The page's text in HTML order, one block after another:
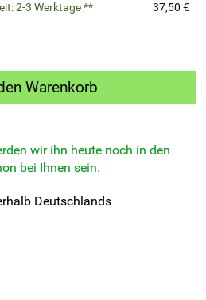
2-3 Werktage ** 37,50 €
Warenkorb
wir ihn heute noch in den
bei Ihnen sein.
Deutschlands